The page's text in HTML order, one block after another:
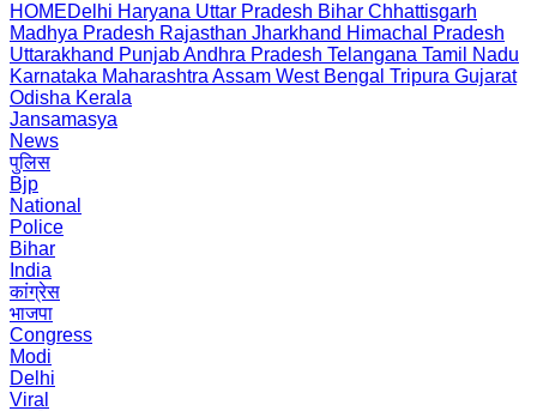
HOMEDelhi Haryana Uttar Pradesh Bihar Chhattisgarh
Madhya Pradesh Rajasthan Jharkhand Himachal Pradesh
Uttarakhand PunjabAndhra Pradesh Telangana Tamil Nadu
Karnataka Maharashtra Assam West Bengal Tripura Gujarat
Odisha Kerala
Jansamasya
News
पुलिस
Bjp
National
Police
Bihar
India
कांग्रेस
भाजपा
Congress
Modi
Delhi
Viral